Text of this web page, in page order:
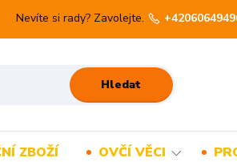
Hledat
Nevíte si rady? Zavolejte.
ZBOŽÍ OVČÍ VĚCI